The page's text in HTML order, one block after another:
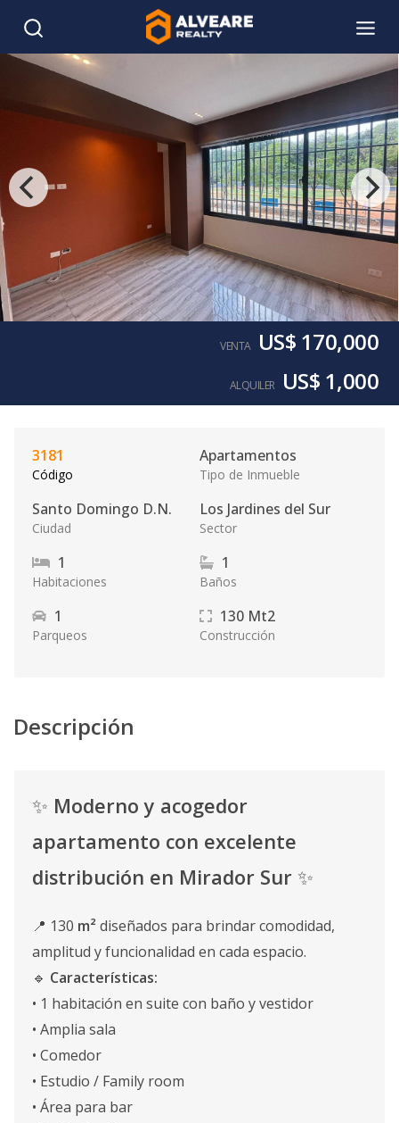
VENTA US$ 170,000
ALQUILER US$ 1,000
3181
Código
Apartamentos
Tipo de Inmueble
Santo Domingo D.N.
Ciudad
Los Jardines del Sur
Sector
1
Habitaciones
1
Baños
1
Parqueos
130 Mt2
Construcción
Descripción
✨ Moderno y acogedor
apartamento con excelente
distribución en Mirador Sur ✨
📍 130 m²diseñados para brindar comodidad,
amplitud y funcionalidad en cada espacio.
🔹 Características:
• 1 habitación en suite con baño y vestidor
• Amplia sala
• Comedor
• Estudio / Family room
• Área para bar